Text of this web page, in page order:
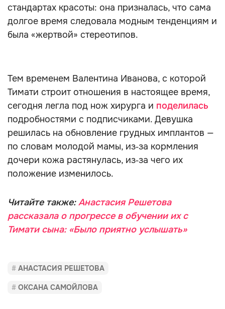
стандартах красоты: она призналась, что сама
долгое время следовала модным тенденциям и
была «жертвой» стереотипов.
Тем временем Валентина Иванова, с которой
Тимати строит отношения в настоящее время,
сегодня легла под нож хирурга и поделилась
подробностями с подписчиками. Девушка
решилась на обновление грудных имплантов —
по словам молодой мамы, из‑за кормления
дочери кожа растянулась, из‑за чего их
положение изменилось.
Читайте также:Анастасия Решетова
рассказала о прогрессе в обучении их с
Тимати сына: «Было приятно услышать»
АНАСТАСИЯ РЕШЕТОВА
ОКСАНА САМОЙЛОВА